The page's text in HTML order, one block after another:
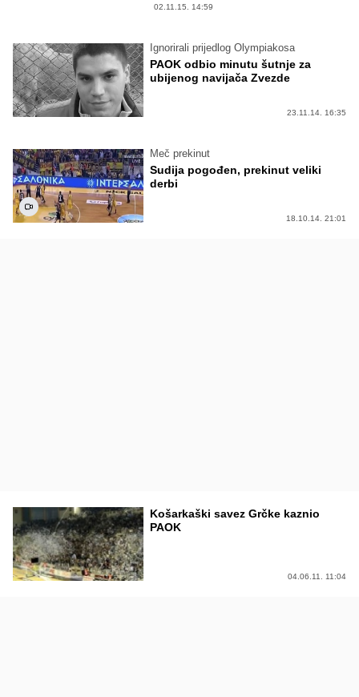
02.11.15. 14:59
Ignorirali prijedlog Olympiakosa
PAOK odbio minutu šutnje za
ubijenog navijača Zvezde
23.11.14. 16:35
Meč prekinut
Sudija pogođen, prekinut veliki
derbi
18.10.14. 21:01
Košarkaški savez Grčke kaznio
PAOK
04.06.11. 11:04